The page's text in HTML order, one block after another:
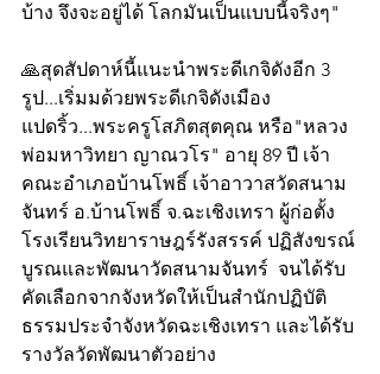
บ้าง จึงจะอยู่ได้ โลกมันเป็นแบบนี้จริงๆ"
🙏สุดสัปดาห์นี้แนะนำพระดีเกจิดังอีก 3
รูป...เริ่มมด้วยพระดีเกจิดังเมือง
แปดริ้ว...พระครูโสภิตสุตคุณ หรือ"หลวง
พ่อมหาวิทยา ญาณวโร" อายุ 89 ปี เจ้า
คณะอำเภอบ้านโพธิ์ เจ้าอาวาสวัดสนาม
จันทร์ อ.บ้านโพธิ์ จ.ฉะเชิงเทรา ผู้ก่อตั้ง
โรงเรียนวิทยาราษฎร์รังสรรค์ ปฏิสังขรณ์
บูรณและพัฒนาวัดสนามจันทร์  จนได้รับ
คัดเลือกจากจังหวัดให้เป็นสำนักปฏิบัติ
ธรรมประจำจังหวัดฉะเชิงเทรา และได้รับ
รางวัลวัดพัฒนาตัวอย่าง